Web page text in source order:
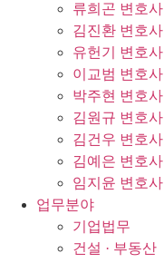
류희곤 변호사
김진환 변호사
유헌기 변호사
이교범 변호사
박주현 변호사
김원규 변호사
김건우 변호사
김예은 변호사
임지윤 변호사
업무분야
기업법무
건설 · 부동산